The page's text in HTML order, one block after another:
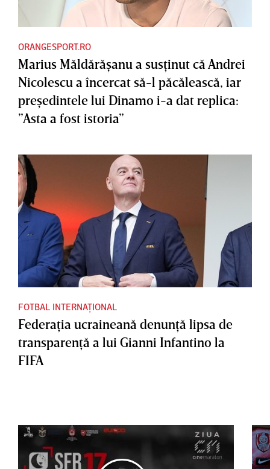
ORANGESPORT.RO
Marius Măldărăşanu a susţinut că Andrei
Nicolescu a încercat să-l păcălească, iar
preşedintele lui Dinamo i-a dat replica:
”Asta a fost istoria”
FOTBAL INTERNAȚIONAL
Federaţia ucraineană denunţă lipsa de
transparenţă a lui Gianni Infantino la
FIFA